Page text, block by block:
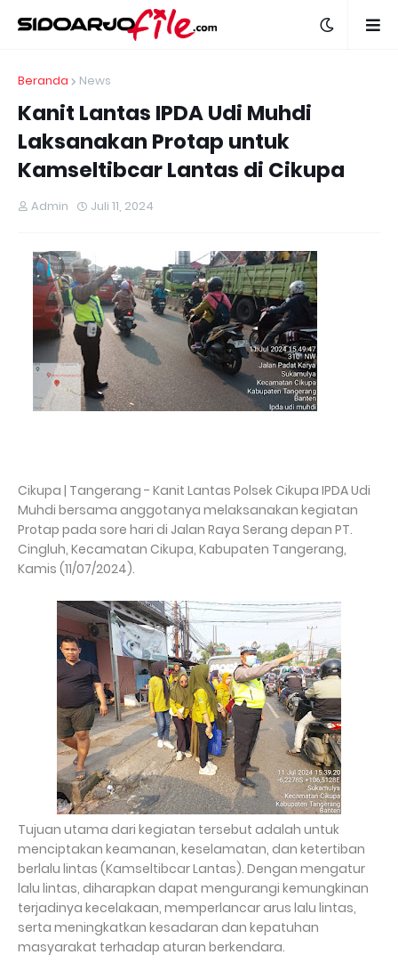
Beranda News
Kanit Lantas IPDA Udi Muhdi
Laksanakan Protap untuk
Kamseltibcar Lantas di Cikupa
Admin Juli 11, 2024
Cikupa | Tangerang - Kanit Lantas Polsek Cikupa IPDA Udi
Muhdi bersama anggotanya melaksanakan kegiatan
Protap pada sore hari di Jalan Raya Serang depan PT.
Cingluh, Kecamatan Cikupa, Kabupaten Tangerang,
Kamis (11/07/2024).
Tujuan utama dari kegiatan tersebut adalah untuk
menciptakan keamanan, keselamatan, dan ketertiban
berlalu lintas (Kamseltibcar Lantas). Dengan mengatur
lalu lintas, diharapkan dapat mengurangi kemungkinan
terjadinya kecelakaan, memperlancar arus lalu lintas,
serta meningkatkan kesadaran dan kepatuhan
masyarakat terhadap aturan berkendara.